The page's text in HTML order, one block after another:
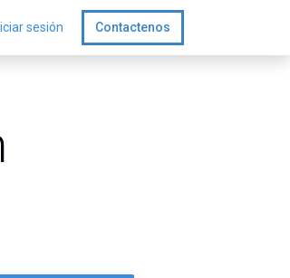
sesión Contactenos